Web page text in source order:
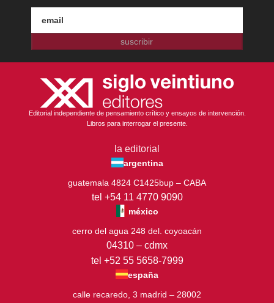
suscribir
Editorial independiente de pensamiento crítico y ensayos de intervención.
Libros para interrogar el presente.
la editorial
argentina
guatemala 4824 C1425bup – CABA
tel +54 11 4770 9090
méxico
cerro del agua 248 del. coyoacán
04310 – cdmx
tel +52 55 5658-7999
españa
calle recaredo, 3 madrid – 28002